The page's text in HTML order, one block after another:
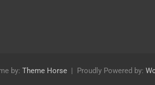
by: Theme Horse Proudly Powered by: